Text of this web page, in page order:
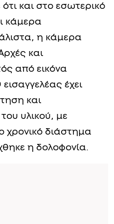
και στο εσωτερικό
κάμερα
η κάμερα
και
από εικόνα
έχει
και
υλικού, με
χρονικό διάστημα
η δολοφονία.